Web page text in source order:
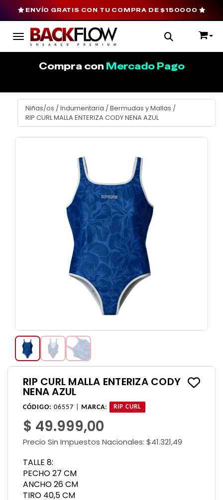
Toggle navigation
ENVÍO GRATIS CON TU COMPRA DE $150000
Compra con Mercado Pago
Niñas/os / Indumentaria / Bermudas y Mallas /
RIP CURL MALLA ENTERIZA CODY NENA AZUL
RIP CURL MALLA ENTERIZA CODY
NENA AZUL
CÓDIGO: 06557 | MARCA: RIP CURL
$ 49.999,00
Precio Sin Impuestos Nacionales: $41.321,49
TALLE 8:
PECHO 27 CM
ANCHO 26 CM
TIRO 40,5 CM